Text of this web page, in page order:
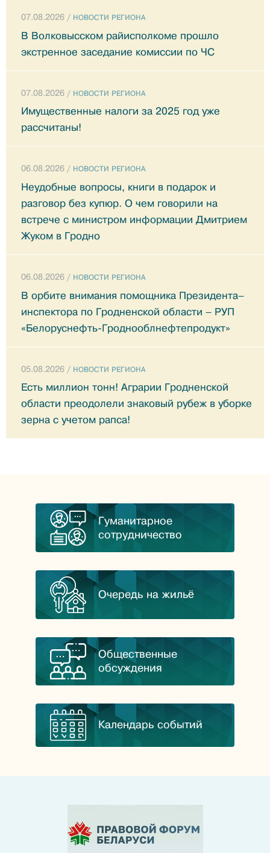
07.08.2026 / НОВОСТИ РЕГИОНА
В Волковысском райисполкоме прошло
экстренное заседание комиссии по ЧС
07.08.2026 / НОВОСТИ РЕГИОНА
Имущественные налоги за 2025 год уже
рассчитаны!
06.08.2026 / НОВОСТИ РЕГИОНА
Неудобные вопросы, книги в подарок и
разговор без купюр. О чем говорили на
встрече с министром информации Дмитрием
Жуком в Гродно
06.08.2026 / НОВОСТИ РЕГИОНА
В орбите внимания помощника Президента–
инспектора по Гродненской области – РУП
«Белоруснефть-Гроднооблнефтепродукт»
05.08.2026 / НОВОСТИ РЕГИОНА
Есть миллион тонн! Аграрии Гродненской
области преодолели знаковый рубеж в уборке
зерна с учетом рапса!
Гуманитарное
сотрудничество
Очередь на жильё
Общественные
обсуждения
Календарь событий